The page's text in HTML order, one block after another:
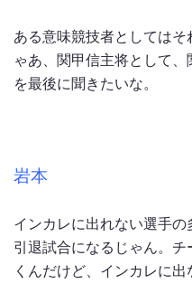
ある意味競技者としては
ゃあ、関甲信主将として
を最後に聞きたいな。
岩本
インカレに出れない選手
引退試合になるじゃん。
くんだけど、インカレに